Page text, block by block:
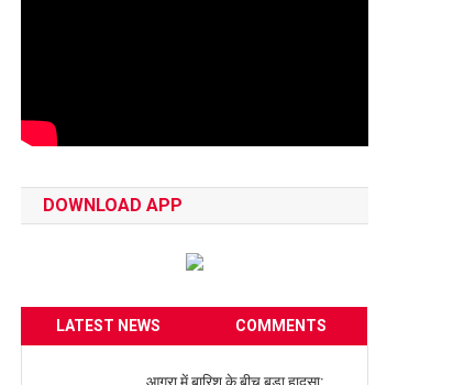
DOWNLOAD APP
LATEST NEWS COMMENTS